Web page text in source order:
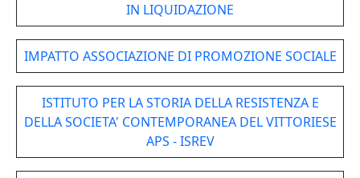
IN LIQUIDAZIONE
IMPATTO ASSOCIAZIONE DI PROMOZIONE SOCIALE
ISTITUTO PER LA STORIA DELLA RESISTENZA E
DELLA SOCIETA' CONTEMPORANEA DEL VITTORIESE
APS - ISREV